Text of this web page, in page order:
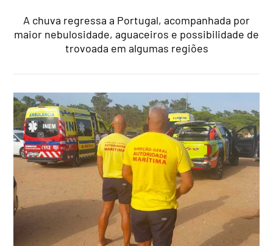
A chuva regressa a Portugal, acompanhada por
maior nebulosidade, aguaceiros e possibilidade de
trovoada em algumas regiões